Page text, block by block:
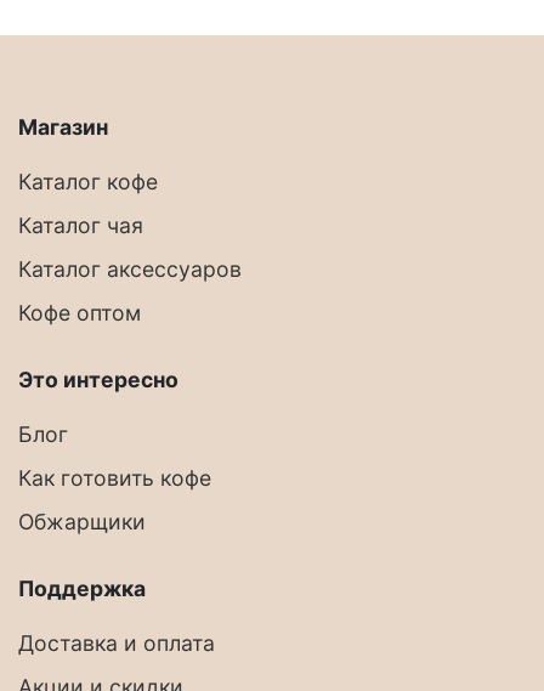
Магазин
Каталог кофе
Каталог чая
Каталог аксессуаров
Кофе оптом
Это интересно
Блог
Как готовить кофе
Обжарщики
Поддержка
Доставка и оплата